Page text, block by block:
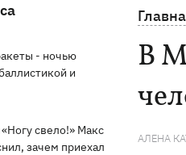
- ночью
и
свело!» Макс
зачем приехал
В
АЛЕНА